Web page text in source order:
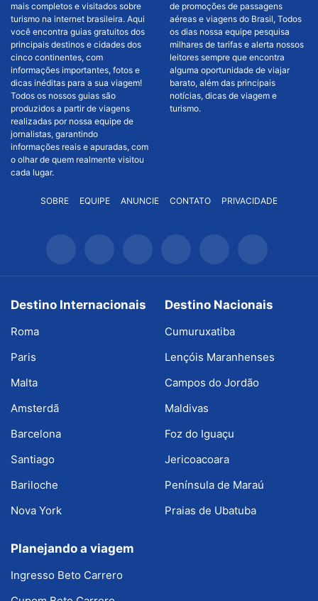
mais completos e visitados sobre
turismo na internet brasileira. Aqui
você encontra guias gratuitos dos
principais destinos e cidades dos
cinco continentes, com
informações importantes, fotos e
dicas inéditas para a sua viagem!
Todos os nossos guias são
produzidos a partir de viagens
realizadas por nossa equipe de
jornalistas, garantindo
informações reais e apuradas, com
o olhar de quem realmente visitou
cada lugar.
de promoções de passagens
aéreas e viagens do Brasil, Todos
os dias nossa equipe pesquisa
milhares de tarifas e alerta nossos
leitores sempre que encontra
alguma oportunidade de viajar
barato, além das principais
notícias, dicas de viagem e
turismo.
SOBRE EQUIPE ANUNCIE CONTATO PRIVACIDADE
Destino Internacionais
Roma
Paris
Malta
Amsterdã
Barcelona
Santiago
Bariloche
Nova York
Destino Nacionais
Cumuruxatiba
Lençóis Maranhenses
Campos do Jordão
Maldivas
Foz do Iguaçu
Jericoacoara
Península de Maraú
Praias de Ubatuba
Planejando a viagem
Ingresso Beto Carrero